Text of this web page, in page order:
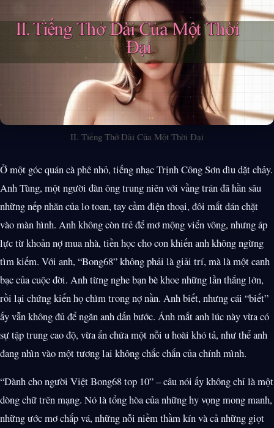
II. Tiếng Thở Dài Của Một Thời Đại
Ở một góc quán cà phê nhỏ, tiếng nhạc Trịnh Công Sơn dìu dặt chảy.
Anh Tùng, một người đàn ông trung niên với vầng trán đã hằn sâu
những nếp nhăn của lo toan, tay cầm điện thoại, đôi mắt dán chặt
vào màn hình. Anh không còn trẻ để mơ mộng viển vông, nhưng áp
lực từ khoản nợ mua nhà, tiền học cho con khiến anh không ngừng
tìm kiếm. Với anh, “Bong68” không phải là giải trí, mà là một canh
bạc của cuộc đời. Anh từng nghe bạn bè khoe những lần thắng lớn,
rồi lại chứng kiến họ chìm trong nợ nần. Anh biết, nhưng cái “biết”
ấy vẫn không đủ để ngăn anh dấn bước. Ánh mắt anh lúc này vừa có
sự tập trung cao độ, vừa ẩn chứa một nỗi u hoài khó tả, như thể anh
đang nhìn vào một tương lai không chắc chắn của chính mình.
“Dành cho người Việt Bong68 top 10” – câu nói ấy không chỉ là một
dòng chữ trên mạng. Nó là tổng hòa của những hy vọng mong manh,
những ước mơ chắp vá, những nỗi niềm thầm kín và cả những giọt